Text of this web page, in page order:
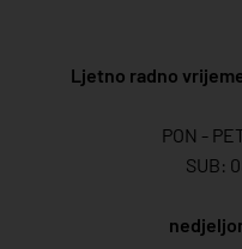
Ljetno radno
PON -
SUB: